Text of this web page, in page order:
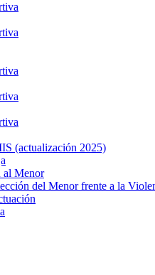
(actualización 2025)
al Menor
del Menor frente a la